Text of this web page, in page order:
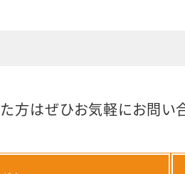
方はぜひお気軽にお問い